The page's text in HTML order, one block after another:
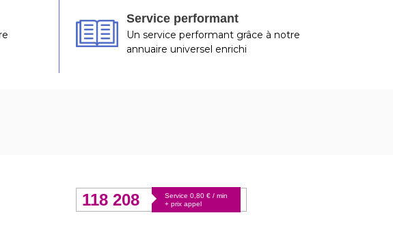
Service performant
Un service performant grâce à notre
annuaire universel enrichi
118 208
Service 0,80 € / min
+ prix appel